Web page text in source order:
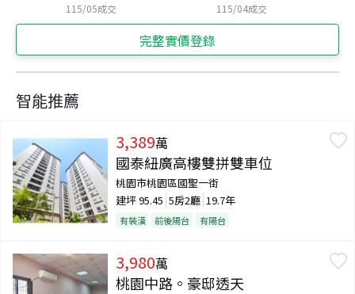
115/05成交 115/04成交
完整實價登錄
智能推薦
3,389萬
國泰紐廣高樓雙拼雙車位
桃園市桃園區國聖一街
建坪95.45 5房2廳 19.7年
有裝潢 前後陽台 有陽台
3,980萬
桃園中路。豪邸透天